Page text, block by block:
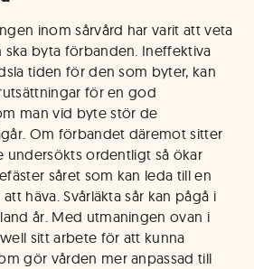
inom sårvård har varit att veta
ska byta förbanden. Ineffektiva
tiden för den som byter, kan
för en god
man vid byte stör de
Om förbandet däremot sitter
undersökts ordentligt så ökar
såret som kan leda till en
häva. Svårläkta sår kan pågå i
år. Med utmaningen ovan i
sitt arbete för att kunna
gör vården mer anpassad till